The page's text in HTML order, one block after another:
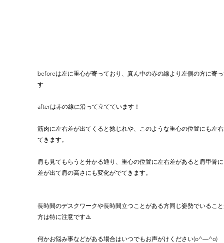
beforeは左に重心が寄っており、真ん中の赤の線より左側の方に寄
す
afterは赤の線に沿って立てています！
筋肉に左右差が出てくると捻じれや、このような重心の位置にも左
てきます。
肩も見てもらうと分かる通り、重心の位置に左右差があると肩甲骨
差が出て肩の高さにも変化がでてきます。
長時間のデスクワークや長時間立つことがある方同じ姿勢でいるこ
方は特に注意です⚠️
何かお悩み事などがある場合はいつでもお声がけください(o^―^o)